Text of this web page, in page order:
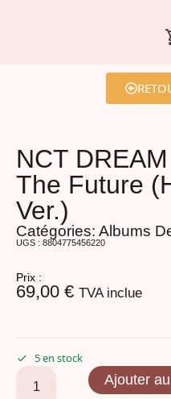
NCT
The Future
Ver.)
Catégories: Albums
UGS : 8804775456220
Prix :
69,00 € TVA inclue
5 en stock
Ajouter